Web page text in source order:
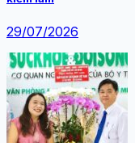
29/07/2026